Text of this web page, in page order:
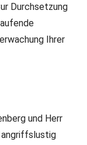
Durchsetzung
Ihrer
und Herr
angriffslustig